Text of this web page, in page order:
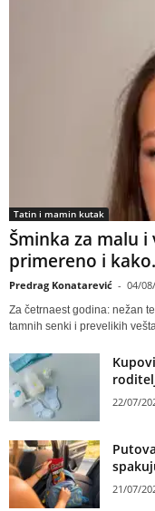
Tatin i mamin kutak
Šminka za malu
primereno i
Predrag Konatarević - 04/
Za četrnaest godina: nežan
tamnih senki i prevelikih
22/07/
21/07/